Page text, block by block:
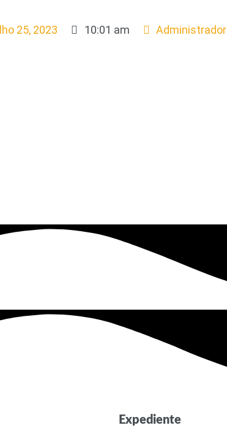
25, 2023 10:01 am Administrador
Expediente